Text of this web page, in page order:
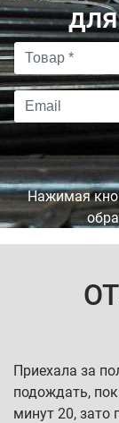
Нажимая
Приехала за
подождать,
минут 20, зато